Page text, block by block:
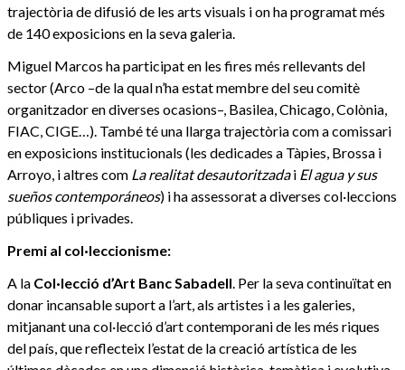
trajectòria de difusió de les arts visuals i on ha programat més
de 140 exposicions en la seva galeria.
Miguel Marcos ha participat en les fires més rellevants del
sector (Arco –de la qual n’ha estat membre del seu comitè
organitzador en diverses ocasions–, Basilea, Chicago, Colònia,
FIAC, CIGE…). També té una llarga trajectòria com a comissari
en exposicions institucionals (les dedicades a Tàpies, Brossa i
Arroyo, i altres com La realitat desautoritzadai El agua y sus
sueños contemporáneos) i ha assessorat a diverses col·leccions
públiques i privades.
Premi al col·leccionisme:
A la Col·lecció d’Art Banc Sabadell. Per la seva continuïtat en
donar incansable suport a l’art, als artistes i a les galeries,
mitjanant una col·lecció d’art contemporani de les més riques
del país, que reflecteix l’estat de la creació artística de les